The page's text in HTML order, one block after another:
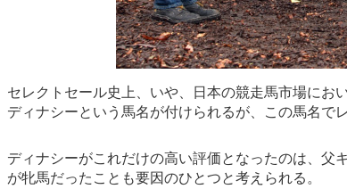
セレクトセール史上、いや、日本の競走馬市場に
ディナシーという馬名が付けられるが、この馬名で
ディナシーがこれだけの高い評価となったのは、
が牝馬だったことも要因のひとつと考えられる。